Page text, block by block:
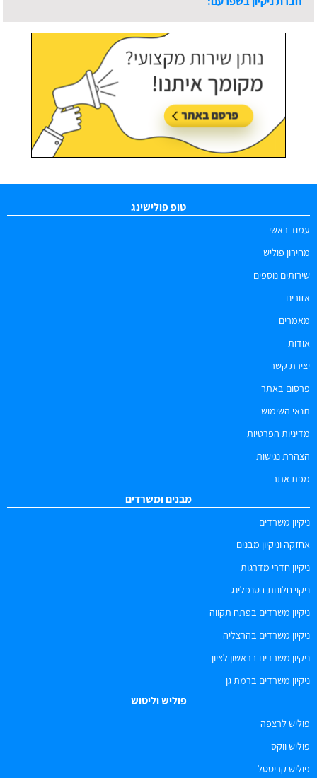
טופ פולישינג
עמוד ראשי
מחירון פוליש
שירותים נוספים
אזורים
מאמרים
אודות
יצירת קשר
פרסום באתר
תנאי השימוש
מדיניות הפרטיות
הצהרת נגישות
מפת אתר
מבנים ומשרדים
ניקיון משרדים
אחזקה וניקיון מבנים
ניקיון חדרי מדרגות
ניקוי חלונות בסנפלינג
ניקיון משרדים בפתח תקווה
ניקיון משרדים בהרצליה
ניקיון משרדים בראשון לציון
ניקיון משרדים ברמת גן
פוליש וליטוש
פוליש לרצפה
פוליש ווקס
פוליש קריסטל